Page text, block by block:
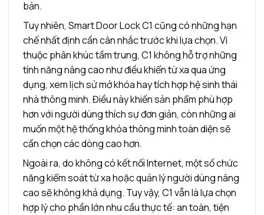
bản.
Tuy nhiên, Smart Door Lock C1 cũng có những hạn
chế nhất định cần cân nhắc trước khi lựa chọn. Vì
thuộc phân khúc tầm trung, C1 không hỗ trợ những
tính năng nâng cao như điều khiển từ xa qua ứng
dụng, xem lịch sử mở khóa hay tích hợp hệ sinh thái
nhà thông minh. Điều này khiến sản phẩm phù hợp
hơn với người dùng thích sự đơn giản, còn những ai
muốn một hệ thống khóa thông minh toàn diện sẽ
cần chọn các dòng cao hơn.
Ngoài ra, do không có kết nối Internet, một số chức
năng kiểm soát từ xa hoặc quản lý người dùng nâng
cao sẽ không khả dụng. Tuy vậy, C1 vẫn là lựa chọn
hợp lý cho phần lớn nhu cầu thực tế: an toàn, tiện